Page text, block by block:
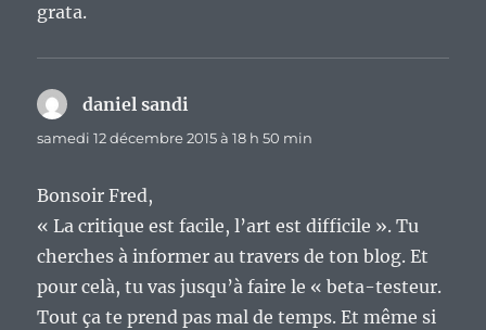
grata.
daniel sandi
samedi 12 décembre 2015 à 18 h 50 min
Bonsoir Fred,
« La critique est facile, l’art est difficile ». Tu
cherches à informer au travers de ton blog. Et
pour celà, tu vas jusqu’à faire le « beta-testeur.
Tout ça te prend pas mal de temps. Et même si